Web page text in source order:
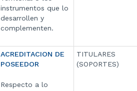
instrumentos que lo
desarrollen y
complementen.
ACREDITACION DE
POSEEDOR
Respecto a lo
TITULARES
(SOPORTES)